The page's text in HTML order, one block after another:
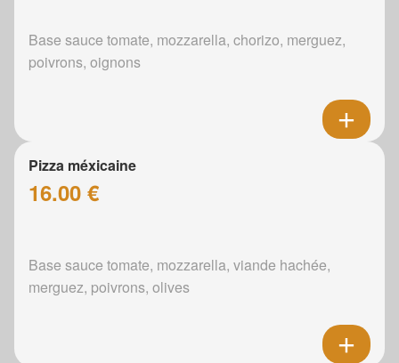
Base sauce tomate, mozzarella, chorizo, merguez,
poivrons, oignons
Pizza méxicaine
16.00 €
Base sauce tomate, mozzarella, viande hachée,
merguez, poivrons, olives